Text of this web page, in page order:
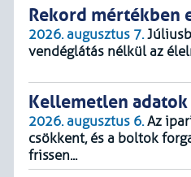
Rekord mértékben
2026. augusztus 7.
vendéglátás nélkül az
Kellemetlen adatok
2026. augusztus 6.Az
csökkent, és a boltok
frissen...